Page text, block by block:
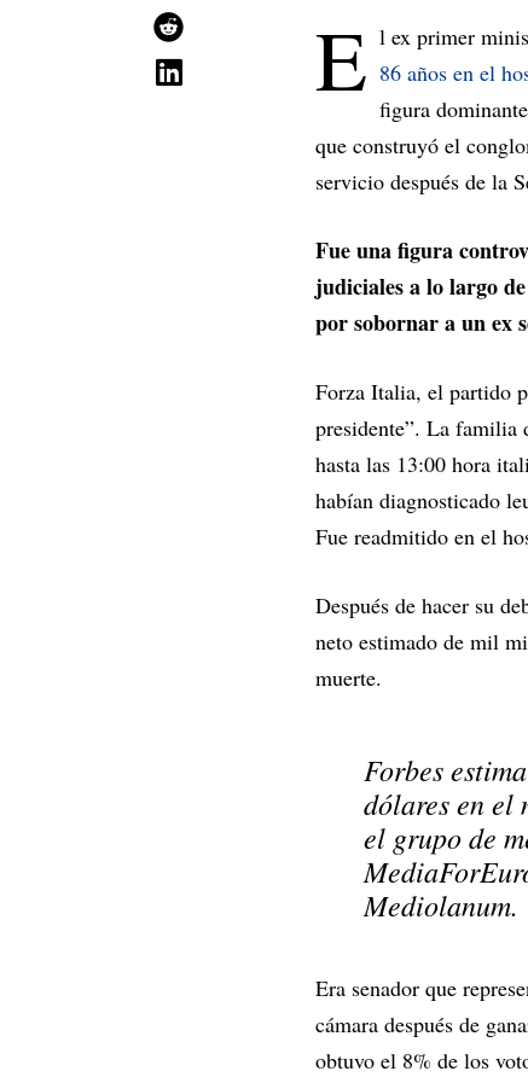
E l ex primer
86 años en el
figura
que construyó el
servicio después de la
Fue una figura
judiciales a lo largo
por sobornar a un ex
Forza Italia, el partido
presidente”. La familia
hasta las 13:00 hora
habían diagnosticado
Fue readmitido en el
Después de hacer su
neto estimado de mil
muerte.
Forbes
dólares en el
el grupo de
Mediolanum.
Era senador que
cámara después de
obtuvo el 8% de los